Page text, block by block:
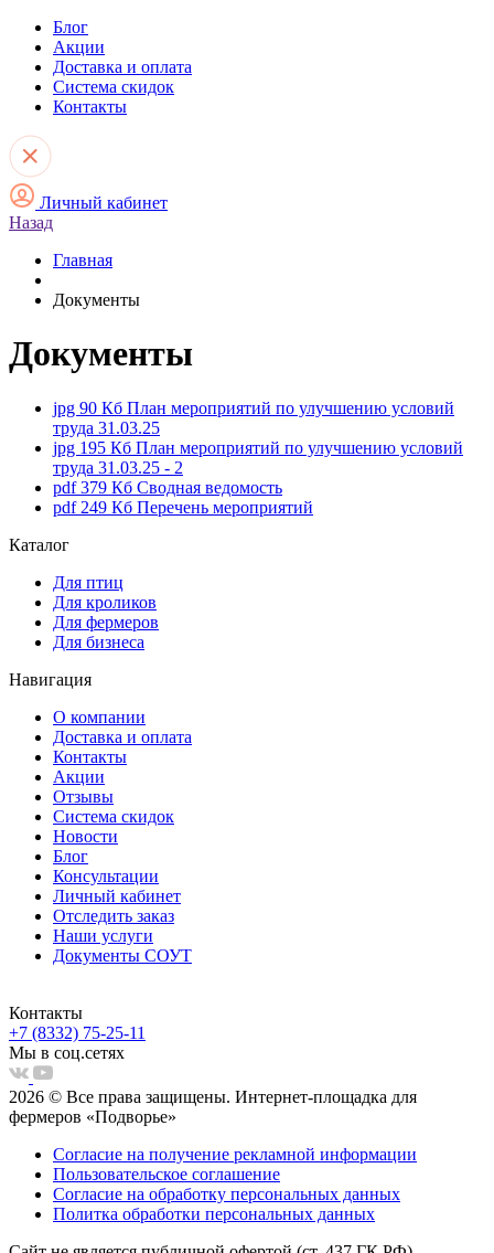
Блог
Акции
Доставка и оплата
Система скидок
Контакты
Личный кабинет
Назад
Главная
Документы
Документы
jpg 90 Кб План мероприятий по улучшению условий
труда 31.03.25
jpg 195 Кб План мероприятий по улучшению условий
труда 31.03.25 - 2
pdf379 Кб Сводная ведомость
pdf 249 Кб Перечень мероприятий
Каталог
Для птиц
Для кроликов
Для фермеров
Для бизнеса
Навигация
О компании
Доставка и оплата
Контакты
Акции
Отзывы
Система скидок
Новости
Блог
Консультации
Личный кабинет
Отследить заказ
Наши услуги
Документы СОУТ
Контакты
+7 (8332) 75-25-11
Мы в соц.сетях
2026 © Все права защищены. Интернет-площадка для
фермеров «Подворье»
Согласие на получение рекламной информации
Пользовательское соглашение
Согласие на обработку персональных данных
Политка обработки персональных данных